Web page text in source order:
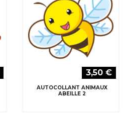
3,50 €
AUTOCOLLANT ANIMAUX
ABEILLE 2